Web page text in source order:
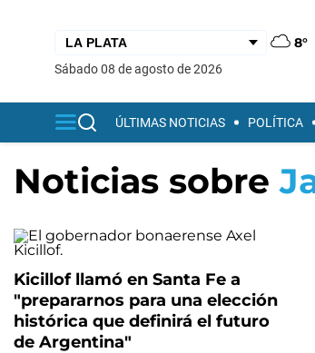
8°
sábado 08 de agosto de 2026
ÚLTIMAS NOTICIAS POLÍTICA
Noticias sobre
Kicillof llamó en Santa Fe a
"prepararnos para una elección
histórica que definirá el futuro
de Argentina"